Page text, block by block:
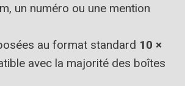
un numéro ou une mention
au format standard 10 ×
avec la majorité des boîtes